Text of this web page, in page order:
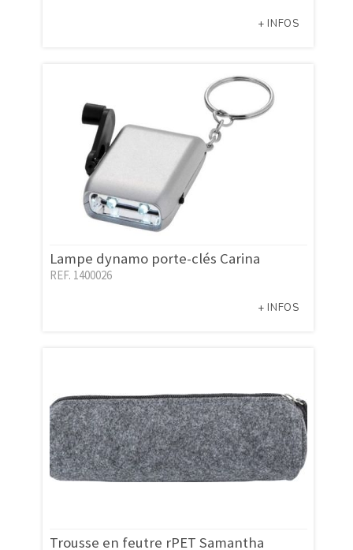
+ INFOS
Lampe dynamo porte-clés Carina
REF. 1400026
+ INFOS
Trousse en feutre rPET Samantha